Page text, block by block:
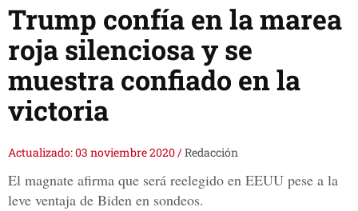
Trump confía en la marea
roja silenciosa y se
muestra confiado en la
victoria
Actualizado: 03 noviembre 2020/Redacción
El magnate afirma que será reelegido en EEUU pese a la
leve ventaja de Biden en sondeos.